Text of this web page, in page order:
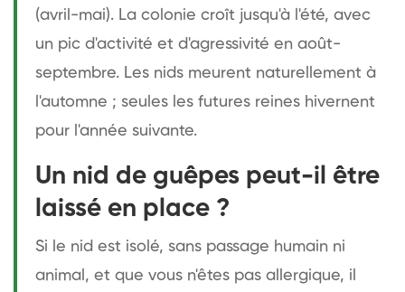
(avril-mai). La colonie croît jusqu'à l'été, avec
un pic d'activité et d'agressivité en août-
septembre. Les nids meurent naturellement à
l'automne ; seules les futures reines hivernent
pour l'année suivante.
Un nid de guêpes peut-il être
laissé en place ?
Si le nid est isolé, sans passage humain ni
animal, et que vous n'êtes pas allergique, il